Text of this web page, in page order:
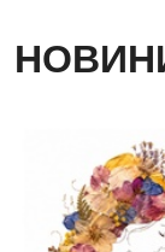
Андрологія
Вакцинація
Відділення
Швидка